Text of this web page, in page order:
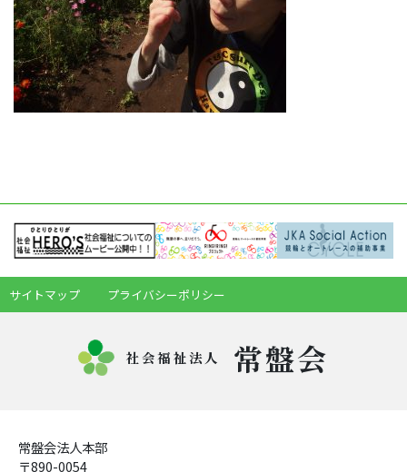
サイトマップ プライバシーポリシー
社会福祉法人 常盤会
常盤会法人本部
〒890-0054